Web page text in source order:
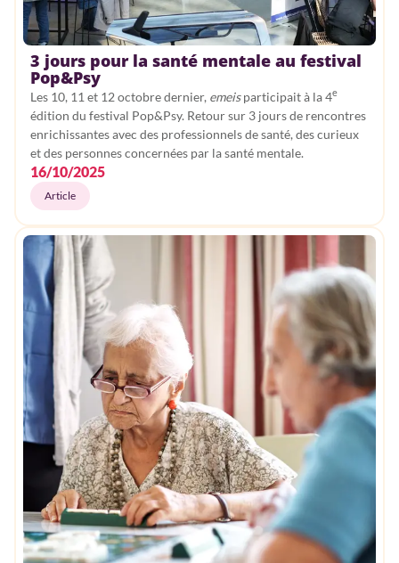
3 jours pour la santé mentale au festival
Pop&Psy
Les 10, 11 et 12 octobre dernier, emeisparticipait à la 4e
édition du festival Pop&Psy. Retour sur 3 jours de rencontres
enrichissantes avec des professionnels de santé, des curieux
et des personnes concernées par la santé mentale.
16/10/2025
Article